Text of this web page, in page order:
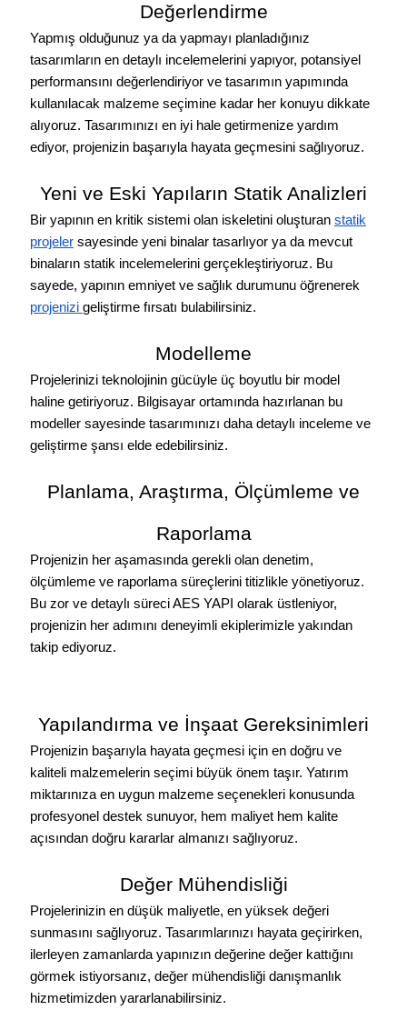
Değerlendirme
Yapmış olduğunuz ya da yapmayı planladığınız
tasarımların en detaylı incelemelerini yapıyor, potansiyel
performansını değerlendiriyor ve tasarımın yapımında
kullanılacak malzeme seçimine kadar her konuyu dikkate
alıyoruz. Tasarımınızı en iyi hale getirmenize yardım
ediyor, projenizin başarıyla hayata geçmesini sağlıyoruz.
Yeni ve Eski Yapıların Statik Analizleri
Bir yapının en kritik sistemi olan iskeletini oluşturan statik
projelersayesinde yeni binalar tasarlıyor ya da mevcut
binaların statik incelemelerini gerçekleştiriyoruz. Bu
sayede, yapının emniyet ve sağlık durumunu öğrenerek
projenizi geliştirme fırsatı bulabilirsiniz.
Modelleme
Projelerinizi teknolojinin gücüyle üç boyutlu bir model
haline getiriyoruz. Bilgisayar ortamında hazırlanan bu
modeller sayesinde tasarımınızı daha detaylı inceleme ve
geliştirme şansı elde edebilirsiniz.
Planlama, Araştırma, Ölçümleme ve
Raporlama
Projenizin her aşamasında gerekli olan denetim,
ölçümleme ve raporlama süreçlerinititizlikle yönetiyoruz.
Bu zor ve detaylı süreciAES YAPI olarak üstleniyor,
projenizin her adımını deneyimli ekiplerimizle yakından
takip ediyoruz.
Yapılandırma ve İnşaat Gereksinimleri
Projenizin başarıyla hayata geçmesi için en doğru ve
kaliteli malzemelerin seçimi büyük önem taşır. Yatırım
miktarınıza en uygun malzeme seçenekleri konusunda
profesyonel destek sunuyor, hem maliyet hem kalite
açısından doğru kararlar almanızı sağlıyoruz.
Değer Mühendisliği
Projelerinizin en düşük maliyetle, en yüksek değeri
sunmasını sağlıyoruz. Tasarımlarınızı hayata geçirirken,
ilerleyen zamanlarda yapınızın değerine değer kattığını
görmek istiyorsanız, değer mühendisliği danışmanlık
hizmetimizdenyararlanabilirsiniz.